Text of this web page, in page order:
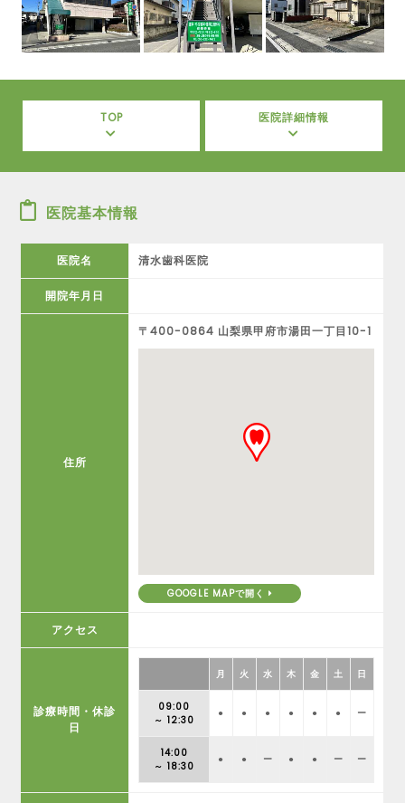
TOP 医院詳細情報
医院基本情報
医院名 清水歯科医院
開院年月日
住所
〒400-0864 山梨県甲府市湯田一丁目10-1
GOOGLE MAPで開く
アクセス
診療時間・休診
日
月 火 水 木 金 土 日
09:00
～ 12:30
● ● ● ● ● ● ー
14:00
～ 18:30
● ● ー ● ● ー ー